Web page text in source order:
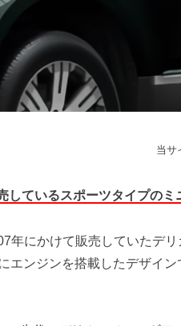
当サ
しているスポーツタイプのミ
年にかけて販売していたデ
エンジンを搭載したデザイ